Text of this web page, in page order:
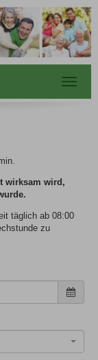
Toggle
wirksam wird,
täglich ab 08:00
zu